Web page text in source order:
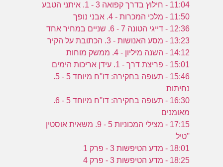
11:04 - חילוץ בדרך קפואה 3 - 1. איתני הטבע
11:50 - מלכי המכרות - 4. אבני נופך
12:36 - דייגי הטונה 7 - 6. שניים במחיר אחד
13:23 - מסע האנושות - 3. הכתובת על הקיר
14:12 - השנה מיליון - 4. ממשק מוחות
15:01 - פריצת דרך - 1. עידן אריכות הימים
15:46 - תעופה בחקירה: דו''ח מיוחד 5 - 5.
נחיתות
16:30 - תעופה בחקירה: דו''ח מיוחד 5 - 6.
מאומנים
17:15 - מצילי המכוניות 5 - 9. משאית אוסטין
''טיל
18:01 - מדע הטיפשות 3 - פרק 1
18:25 - מדע הטיפשות 3 - פרק 4